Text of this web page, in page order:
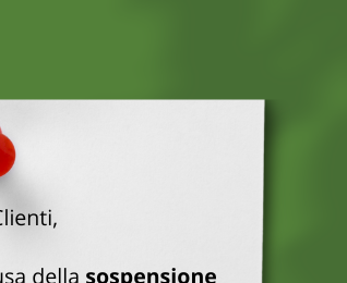
Le recensioni visibili sul sito sono state
confermate dall’acquisto o dall’utilizzo del
Nessuna recensione
Solo gli utenti registrati possono pubblicare